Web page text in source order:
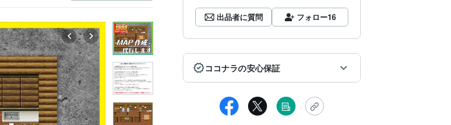
出品者に質問 フォロー16
ココナラの安心保証